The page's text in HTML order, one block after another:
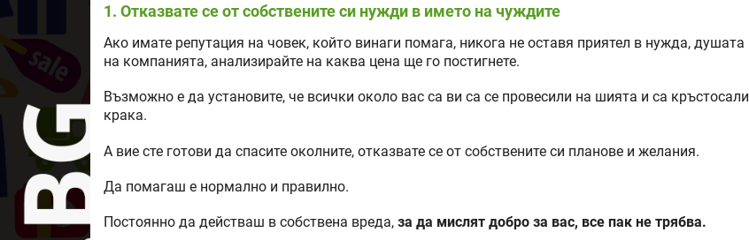
1. Отказвате се от собствените си нужди в името на чуждите
Ако имате репутация на човек, който винаги помага, никога не оставя приятел в нужда, душата
на компанията, анализирайте на каква цена ще го постигнете.
Възможно е да установите, че всички около вас са ви са се провесили на шията и са кръстосали
крака.
А вие сте готови да спасите околните, отказвате се от собствените си планове и желания.
Да помагаш е нормално и правилно.
Постоянно да действаш в собствена вреда, за да мислят добро за вас, все пак не трябва.